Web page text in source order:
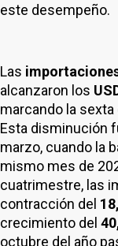
este desempeño.
Las
alcanzaron los
marcando la
Esta disminución
marzo, cuando la
mismo mes de
cuatrimestre, las
contracción del
crecimiento del
octubre del año